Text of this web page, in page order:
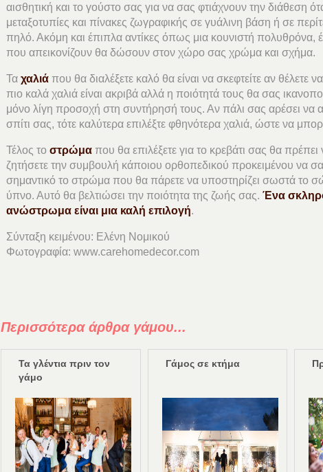
αισθητική και το γούστο σας για να σας φτιάχνουν την διάθεση
μεταξοτυπίες και πίνακες ζωγραφικής σε γυάλινη βάση ή σε
πηλό. Ακόμη και έπιπλα αντίκες όπως μια κουνιστή πολυθρόνα,
που απεικονίζουν θα δώσουν στον χώρο σας χρώμα και σχήμα.
Ταχαλιά που θα διαλέξετε καλό θα είναι να σκεφτείτε αν θέλετε
πιο καλά χαλιά είναι ακριβά αλλά η ποιότητά τους θα σας
μόνο λίγη προσοχή στη συντήρησή τους. Αν πάλι σας αρέσει να
σπίτι σας, τότε καλύτερα επιλέξτε φθηνότερα χαλιά, ώστε να
Τέλος τοστρώμα που θα επιλέξετε για το κρεβάτι σας θα
ζητήσετε την συμβουλή κάποιου ορθοπεδικού προκειμένου να
σημαντικό το στρώμα που θα πάρετε να υποστηρίζει σωστά το
ύπνο. Αυτό θα βελτιώσει την ποιότητα της ζωής σας.Ένα
ανώστρωμα είναι μια καλή επιλογή.
Σύνταξη κειμένου: Ελένη Νομικού
Φωτογραφία: www.carehomedecor.com
Περισσότερα άρθρα γάμου...
Τα γλέντια πριν τον
γάμο
Γάμος σε κτήμα